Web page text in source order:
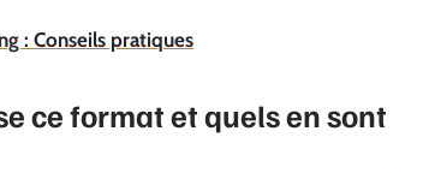
: Conseils pratiques
ce format et quels en sont